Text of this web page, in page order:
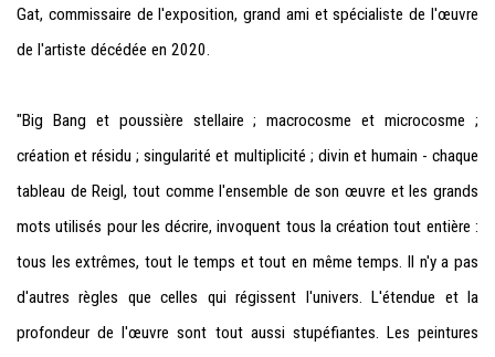
Gat, commissaire de l'exposition, grand ami et spécialiste de l'œuvre
de l'artiste décédée en 2020.
"Big Bang et poussière stellaire ; macrocosme et microcosme ;
création et résidu ; singularité et multiplicité ; divin et humain - chaque
tableau de Reigl, tout comme l'ensemble de son œuvre et les grands
mots utilisés pour les décrire, invoquent tous la création tout entière :
tous les extrêmes, tout le temps et tout en même temps. Il n'y a pas
d'autres règles que celles qui régissent l'univers. L'étendue et la
profondeur de l'œuvre sont tout aussi stupéfiantes. Les peintures